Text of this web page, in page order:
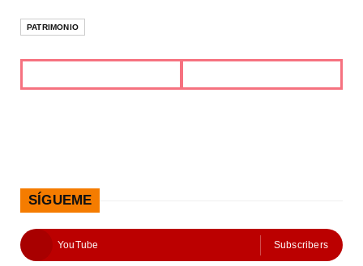
PATRIMONIO
SÍGUEME
YouTube Subscribers